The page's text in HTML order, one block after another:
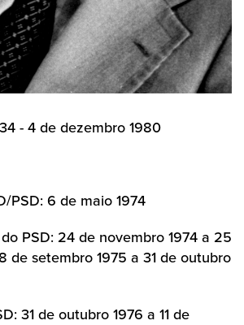
- 4 de dezembro 1980
PSD: 6 de maio 1974
PSD: 24 de novembro 1974 a 25
de setembro 1975 a 31 de outubro
31 de outubro 1976 a 11 de